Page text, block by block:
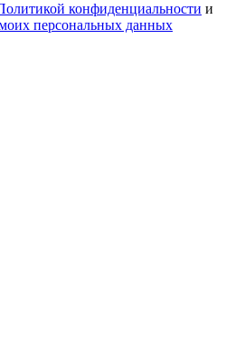
конфиденциальности и
персональных данных